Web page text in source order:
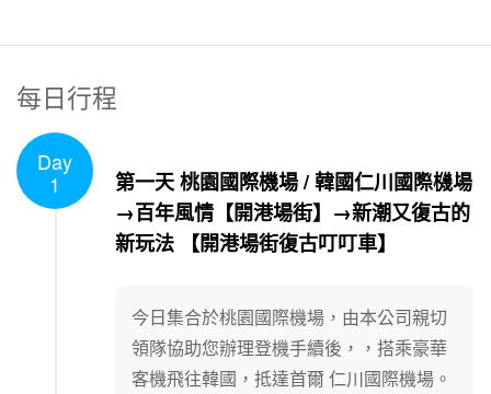
每日行程
Day
1
第一天 桃園國際機場 / 韓國仁川國際機場
→百年風情【開港場街】→新潮又復古的
新玩法 【開港場街復古叮叮車】
今日集合於桃園國際機場，由本公司親切
領隊協助您辦理登機手續後，，搭乘豪華
客機飛往韓國，抵達首爾 仁川國際機場。
1/1